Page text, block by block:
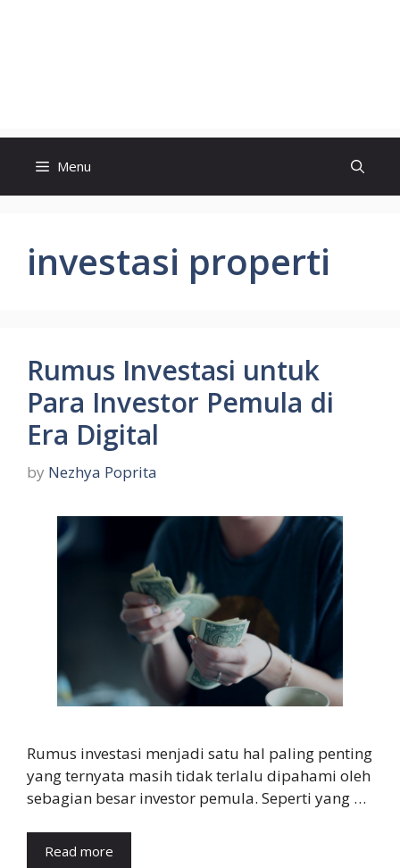
Menu
investasi properti
Rumus Investasi untuk
Para Investor Pemula di
Era Digital
by Nezhya Poprita
Rumus investasi menjadi satu hal paling penting
yang ternyata masih tidak terlalu dipahami oleh
sebagian besar investor pemula. Seperti yang …
Read more